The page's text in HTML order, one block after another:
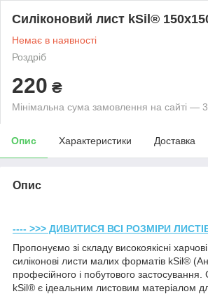
Силіконовий лист kSil®
Немає в наявності
Роздріб
220 ₴
Мінімальна сума замовлення на сайті —
Опис Характеристики Доставка
Опис
---- >>> ДИВИТИСЯ ВСІ РОЗМІРИ
Пропонуємо зі складу високоякісні харчові
силіконові листи малих форматів kSil®
професійного і побутового застосування.
kSil® є ідеальним листовим матеріалом